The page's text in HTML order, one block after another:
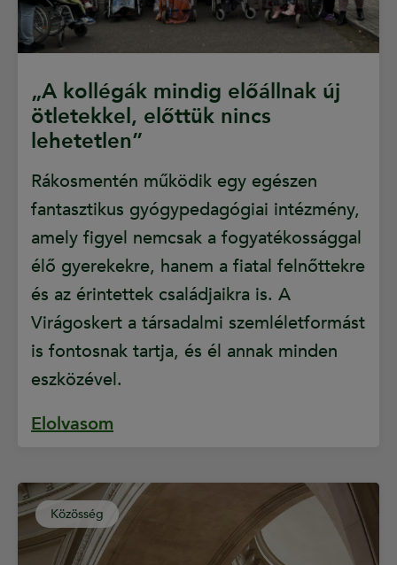
„A kollégák mindig előállnak új
ötletekkel, előttük nincs
lehetetlen”
Rákosmentén működik egy egészen
fantasztikus gyógypedagógiai intézmény,
amely figyel nemcsak a fogyatékossággal
élő gyerekekre, hanem a fiatal felnőttekre
és az érintettek családjaikra is. A
Virágoskert a társadalmi szemléletformást
is fontosnak tartja, és él annak minden
eszközével.
Elolvasom
Közösség